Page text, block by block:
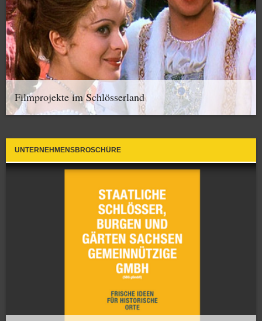
Filmprojekte im Schlösserland
UNTERNEHMENSBROSCHÜRE